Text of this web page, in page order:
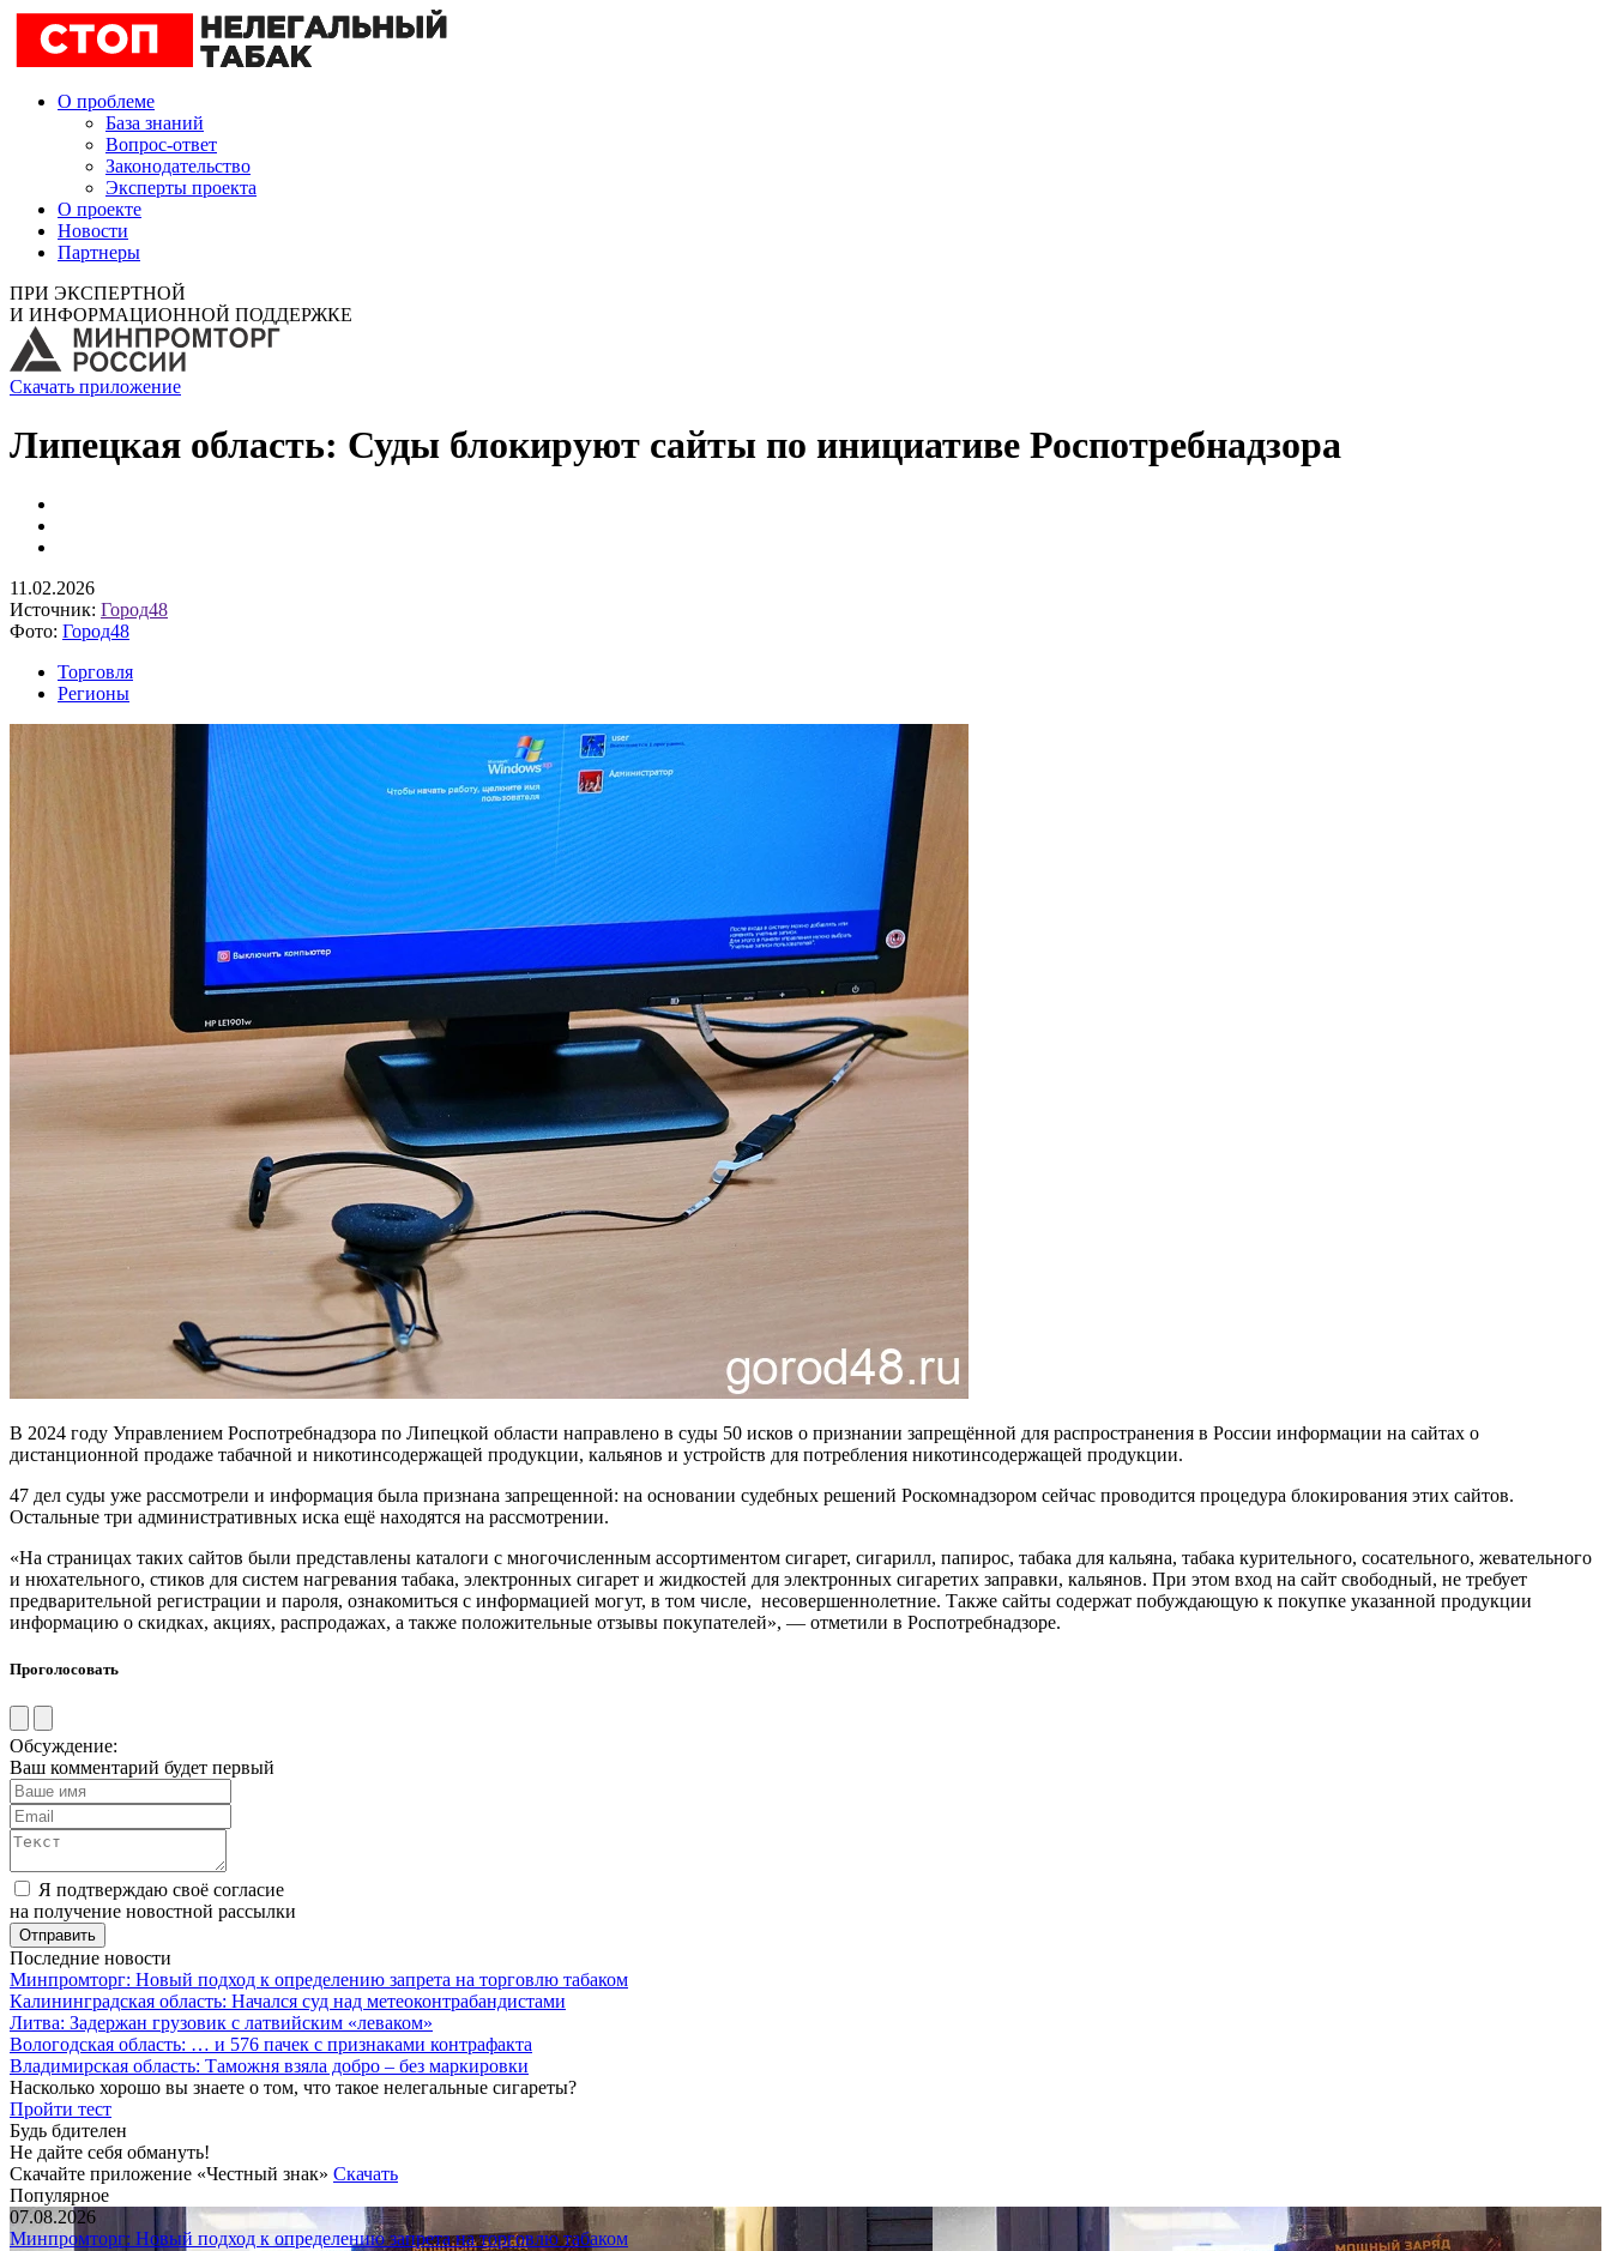
О проблеме
База знаний
Вопрос-ответ
Законодательство
Эксперты проекта
О проекте
Новости
Партнеры
ПРИ ЭКСПЕРТНОЙ
И ИНФОРМАЦИОННОЙ ПОДДЕРЖКЕ
Скачать приложение
Липецкая область: Суды блокируют сайты по инициативе Роспотребнадзора
11.02.2026
Источник: Город48
Фото: Город48
Торговля
Регионы
В 2024 году Управлением Роспотребнадзора по Липецкой области направлено в суды 50 исков о признании запрещённой для распространения в России информации на сайтах о
дистанционной продаже табачной и никотинсодержащей продукции, кальянов и устройств для потребления никотинсодержащей продукции.
47 дел суды уже рассмотрели и информация была признана запрещенной: на основании судебных решений Роскомнадзором сейчас проводится процедура блокирования этих сайтов.
Остальные три административных иска ещё находятся на рассмотрении.
«На страницах таких сайтов были представлены каталоги с многочисленным ассортиментом сигарет, сигарилл, папирос, табака для кальяна, табака курительного, сосательного, жевательного
и нюхательного, стиков для систем нагревания табака, электронных сигарет и жидкостей для электронных сигаретих заправки, кальянов. При этом вход на сайт свободный, не требует
предварительной регистрации и пароля, ознакомиться с информацией могут, в том числе, несовершеннолетние. Также сайты содержат побуждающую к покупке указанной продукции
информацию о скидках, акциях, распродажах, а также положительные отзывы покупателей», — отметили в Роспотребнадзоре.
Проголосовать
Обсуждение:
Ваш комментарий будет первый
Я подтверждаю своё согласие
на получение новостной рассылки
Последние новости
Минпромторг: Новый подход к определению запрета на торговлю табаком
Калининградская область: Начался суд над метеоконтрабандистами
Литва: Задержан грузовик с латвийским «леваком»
Вологодская область: … и 576 пачек с признаками контрафакта
Владимирская область: Таможня взяла добро – без маркировки
Насколько хорошо вы знаете о том, что такое нелегальные сигареты?
Пройти тест
Будь бдителен
Не дайте себя обмануть!
Скачайте приложение «Честный знак» Скачать
Популярное
07.08.2026
Минпромторг: Новый подход к определению запрета на торговлю табаком